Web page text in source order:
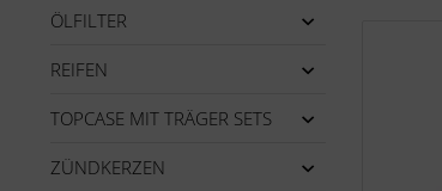
ÖLFILTER
REIFEN
TOPCASE MIT TRÄGER SETS
ZÜNDKERZEN